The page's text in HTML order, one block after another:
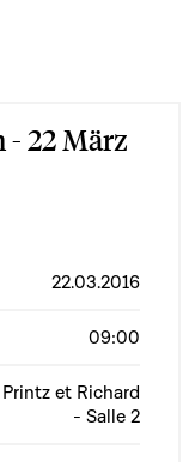
22 März
22.03.2016
09:00
et Richard
- Salle 2